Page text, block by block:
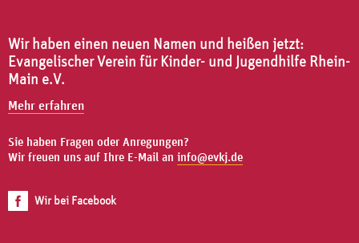
Wir haben einen neuen Namen und heißen jetzt:
Evangelischer Verein für Kinder- und Jugendhilfe Rhein-
Main e.V.
Mehr erfahren
Sie haben Fragen oder Anregungen?
Wir freuen uns auf Ihre E-Mail an info@evkj.de
Wir bei Facebook